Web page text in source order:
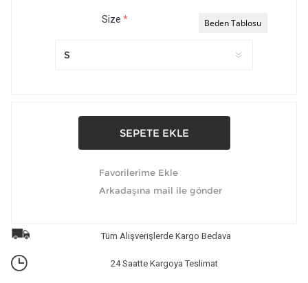
Beden Tablosu
Size *
Tüm Alışverişlerde Kargo Bedava
24 Saatte Kargoya Teslimat